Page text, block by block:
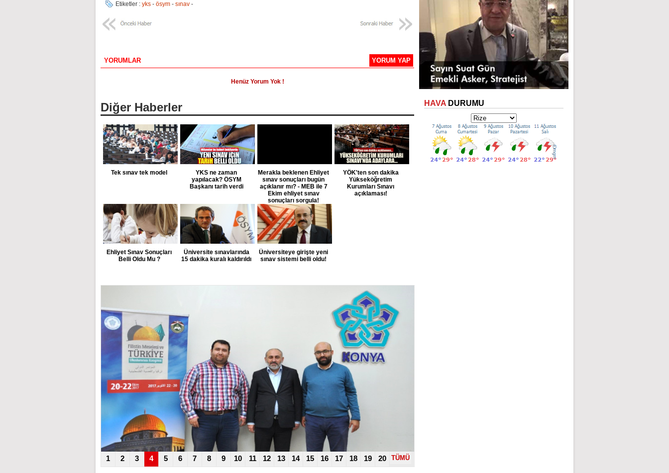
Etiketler : yks - ösym - sınav -
YORUMLAR YORUM YAP
Henüz Yorum Yok !
Diğer Haberler
Tek sınav tek model
YKS ne zaman
yapılacak? ÖSYM
Başkanı tarih verdi
Merakla beklenen Ehliyet
sınav sonuçları bugün
açıklanır mı? - MEB ile 7
Ekim ehliyet sınav
sonuçları sorgula!
YÖK'ten son dakika
Yükseköğretim
Kurumları Sınavı
açıklaması!
Ehliyet Sınav Sonuçları
Belli Oldu Mu ?
Üniversite sınavlarında
15 dakika kuralı kaldırıldı
Üniversiteye girişte yeni
sınav sistemi belli oldu!
1 2 3 4 5 6 7 8 9 10 11 12 13 14 15 16 17 18 19 20 TÜMÜ
HAVA DURUMU